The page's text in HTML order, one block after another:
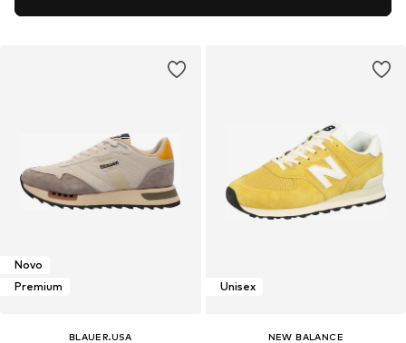
Novo
Premium
BLAUER.USA
Unisex
NEW BALANCE